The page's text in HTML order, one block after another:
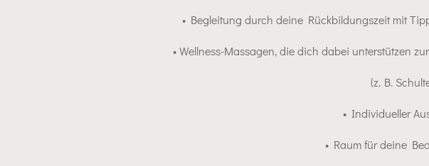
• Begleitung durch deine Rückbildungszeit mit
•Wellness-Massagen, die dich dabei unterstützen
(z. B.
• Individueller
• Raum für deine